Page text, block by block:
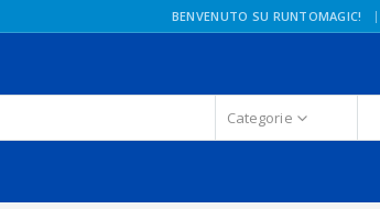
BENVENUTO SU RUNTOMAGIC! |
Categorie